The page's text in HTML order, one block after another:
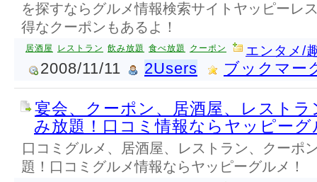
を探すならグルメ情報検索サイトヤッピーレ
得なクーポンもあるよ！
居酒屋 レストラン 飲み放題 食べ放題 クーポン エンタメ/
2008/11/11 2Users ブックマー
宴会、クーポン、居酒屋、レスト
み放題！口コミ情報ならヤッピーグ
口コミグルメ、居酒屋、レストラン、クーポ
題！口コミグルメ情報ならヤッピーグルメ！